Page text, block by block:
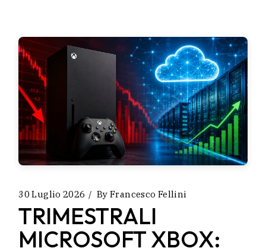
30 Luglio 2026 By Francesco Fellini
TRIMESTRALI
MICROSOFT XBOX: